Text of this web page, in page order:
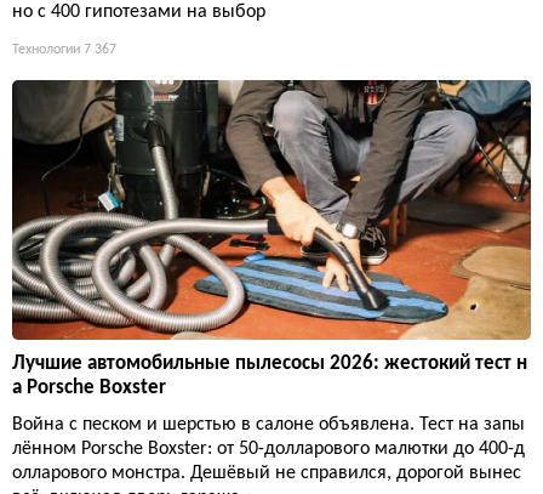
но с 400 гипотезами на выбор
Технологии 7 367
Лучшие автомобильные пылесосы 2026: жестокий тест н
а Porsche Boxster
Война с песком и шерстью в салоне объявлена. Тест на запы
лённом Porsche Boxster: от 50-долларового малютки до 400-д
олларового монстра. Дешёвый не справился, дорогой вынес